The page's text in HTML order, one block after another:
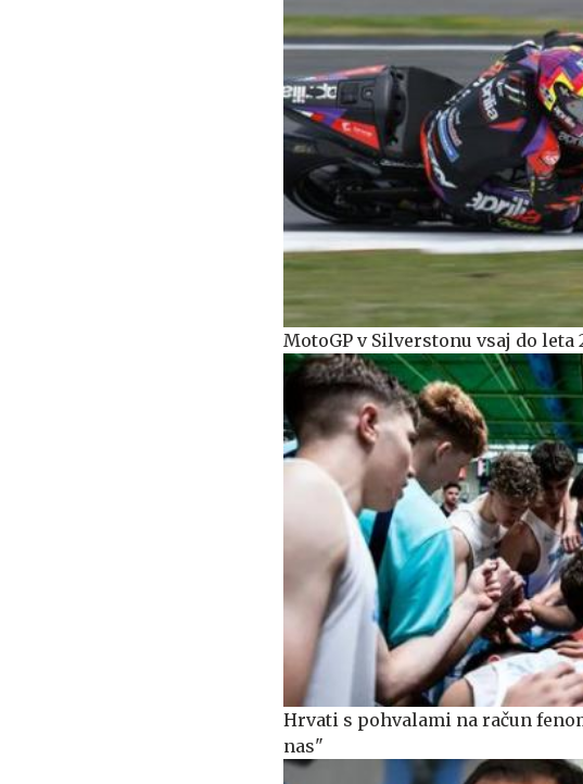
MotoGP v Silverstonu vsaj do leta
Hrvati s pohvalami na račun
nas"